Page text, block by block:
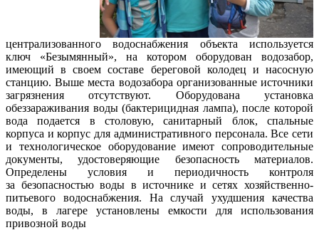
централизованного водоснабжения объекта используется
ключ «Безымянный», на котором оборудован водозабор,
имеющий в своем составе береговой колодец и насосную
станцию. Выше места водозабора организованные источники
загрязнения отсутствуют. Оборудована установка
обеззараживания воды (бактерицидная лампа), после которой
вода подается в столовую, санитарный блок, спальные
корпуса и корпус для административного персонала. Все сети
и технологическое оборудование имеют сопроводительные
документы, удостоверяющие безопасность материалов.
Определены условия и периодичность контроля
за безопасностью воды в источнике и сетях хозяйственно-
питьевого водоснабжения. На случай ухудшения качества
воды, в лагере установлены емкости для использования
привозной воды